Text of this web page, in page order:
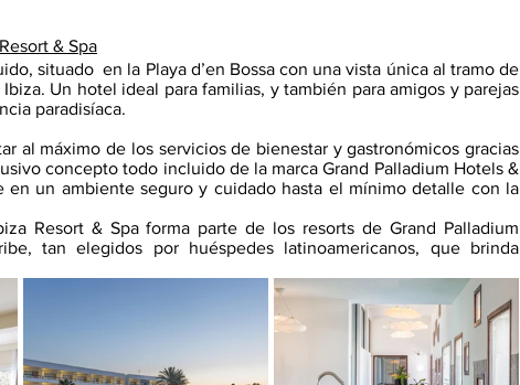
& Spa
situado  en la Playa d’en Bossa con una vista única al tramo de
Un hotel ideal para familias, y también para amigos y parejas
paradisíaca.
al máximo de los servicios de bienestar y gastronómicos gracias
concepto todo incluido de la marca Grand Palladium Hotels &
en un ambiente seguro y cuidado hasta el mínimo detalle con la
Resort & Spa forma parte de los resorts de Grand Palladium
tan elegidos por huéspedes latinoamericanos, que brinda